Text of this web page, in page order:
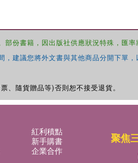
份書籍，因出版社供應狀況特殊，匯率
建議您將外文書與其他商品分開下單
、隨貨贈品等)否則恕不接受退貨。
紅利積點
新手購書
企業合作
聚焦